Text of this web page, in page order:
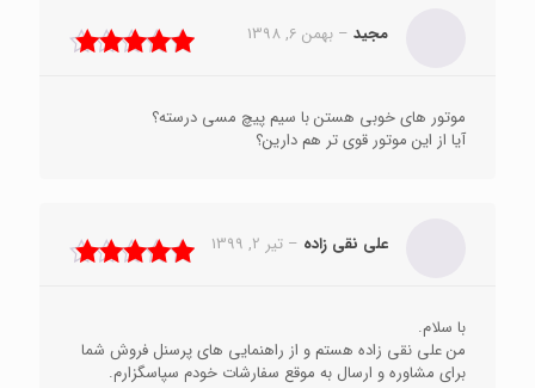
مجید – بهمن 6, 1398
موتور های خوبی هستن با سیم پیچ مسی درسته؟
آیا از این موتور قوی تر هم دارین؟
علی نقی زاده – تیر 2, 1399
با سلام.
من علی نقی زاده هستم و از راهنمایی های پرسنل فروش شما
برای مشاوره و ارسال به موقع سفارشات خودم سپاسگزارم.